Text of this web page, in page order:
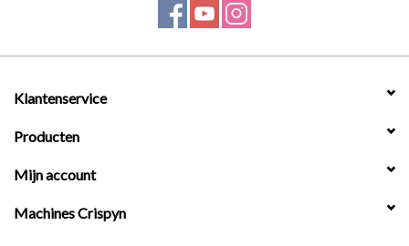
Machines |
Cadeaubonnen &
Relatiegeschenken |
Onderdelen |
Klantenservice
Producten
Mijn account
Machines Crispyn